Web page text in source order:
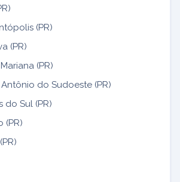
(PR)
(PR)
(PR)
do Sudoeste (PR)
do Sul (PR)
(PR)